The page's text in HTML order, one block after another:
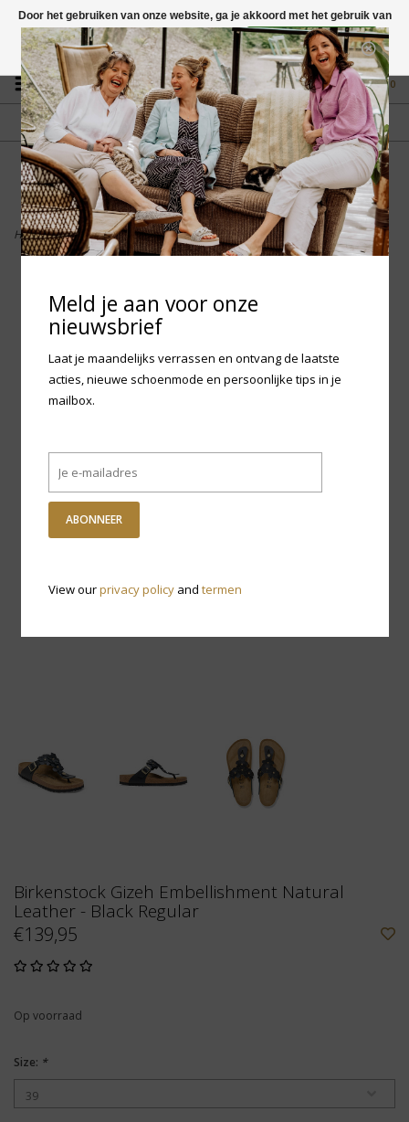
Vragen? App naar +31 58 250 1503
0
GRATIS VERZENDING NL
Vanaf € 75,-
FYSIEKE WINKEL
in Mantgum (frl)
fdad
Home>Birkenstock Gizeh Embellishment Natural Leather - Black Regular
Birkenstock Gizeh Embellishment Natural
Leather - Black Regular
€139,95
Op voorraad
Size: *
Door het gebruiken van onze website, ga je akkoord met het gebruik van
cookies om onze website te verbeteren.
Dit bericht verbergen
Meer over cookies »
Meld je aan voor onze
nieuwsbrief
Laat je maandelijks verrassen en ontvang de laatste
acties, nieuwe schoenmode en persoonlijke tips in je
mailbox.
ABONNEER
View ourprivacy policyand termen